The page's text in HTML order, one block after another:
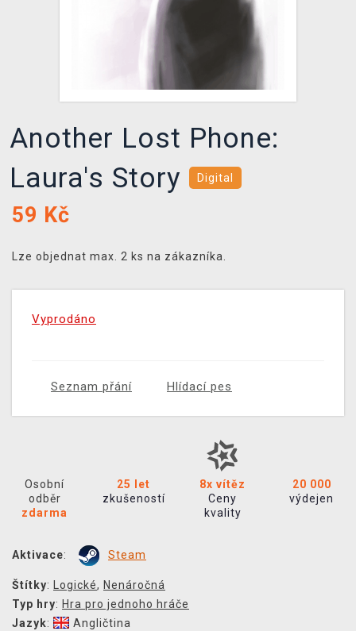
Another Lost Phone:
Laura's Story
Digital
59 Kč
Lze objednat max. 2 ks na zákazníka.
Vyprodáno
Seznam přání Hlídací pes
Osobní
odběr
zdarma
25 let
zkušeností
8x vítěz
Ceny
kvality
20 000
výdejen
Aktivace: Steam
Štítky: Logické, Nenáročná
Typ hry: Hra pro jednoho hráče
Jazyk:
Angličtina